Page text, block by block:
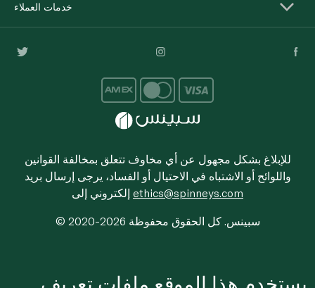
خدمات العملاء
للإبلاغ بشكل مجهول عن أي مخاوف تتعلق بمخالفة القوانين
واللوائح أو الاشتباه في الاحتيال أو الفساد، يرجى إرسال بريد
ethics@spinneys.com
© 2020-2026 سبينس. كل الحقوق محفوظة
يستخدم هذا الموقع ملفات تعريف